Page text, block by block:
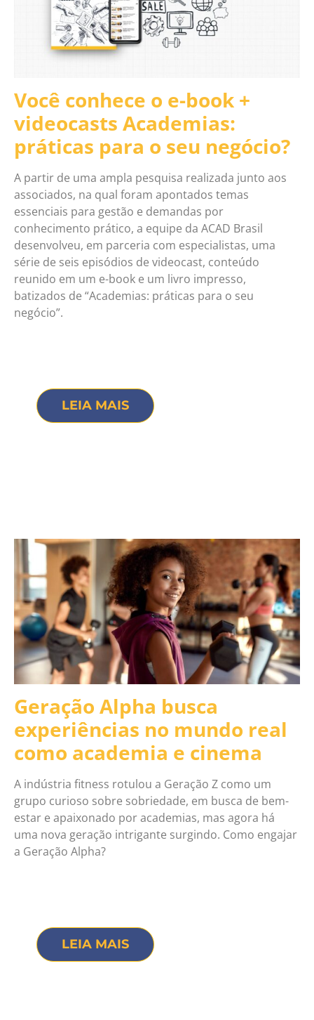
Você conhece o e-book +
videocasts Academias:
práticas para o seu negócio?
A partir de uma ampla pesquisa realizada junto aos
associados, na qual foram apontados temas
essenciais para gestão e demandas por
conhecimento prático, a equipe da ACAD Brasil
desenvolveu, em parceria com especialistas, uma
série de seis episódios de videocast, conteúdo
reunido em um e-book e um livro impresso,
batizados de “Academias: práticas para o seu
negócio”.
LEIA MAIS
Geração Alpha busca
experiências no mundo real
como academia e cinema
A indústria fitness rotulou a Geração Z como um
grupo curioso sobre sobriedade, em busca de bem-
estar e apaixonado por academias, mas agora há
uma nova geração intrigante surgindo. Como engajar
a Geração Alpha?
LEIA MAIS